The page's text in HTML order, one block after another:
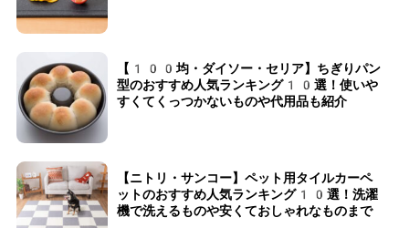
【100均・ダイソー・セリア】ちぎりパン
型のおすすめ人気ランキング10選！使いや
すくてくっつかないものや代用品も紹介
【ニトリ・サンコー】ペット用タイルカーペ
ットのおすすめ人気ランキング10選！洗濯
機で洗えるものや安くておしゃれなものまで